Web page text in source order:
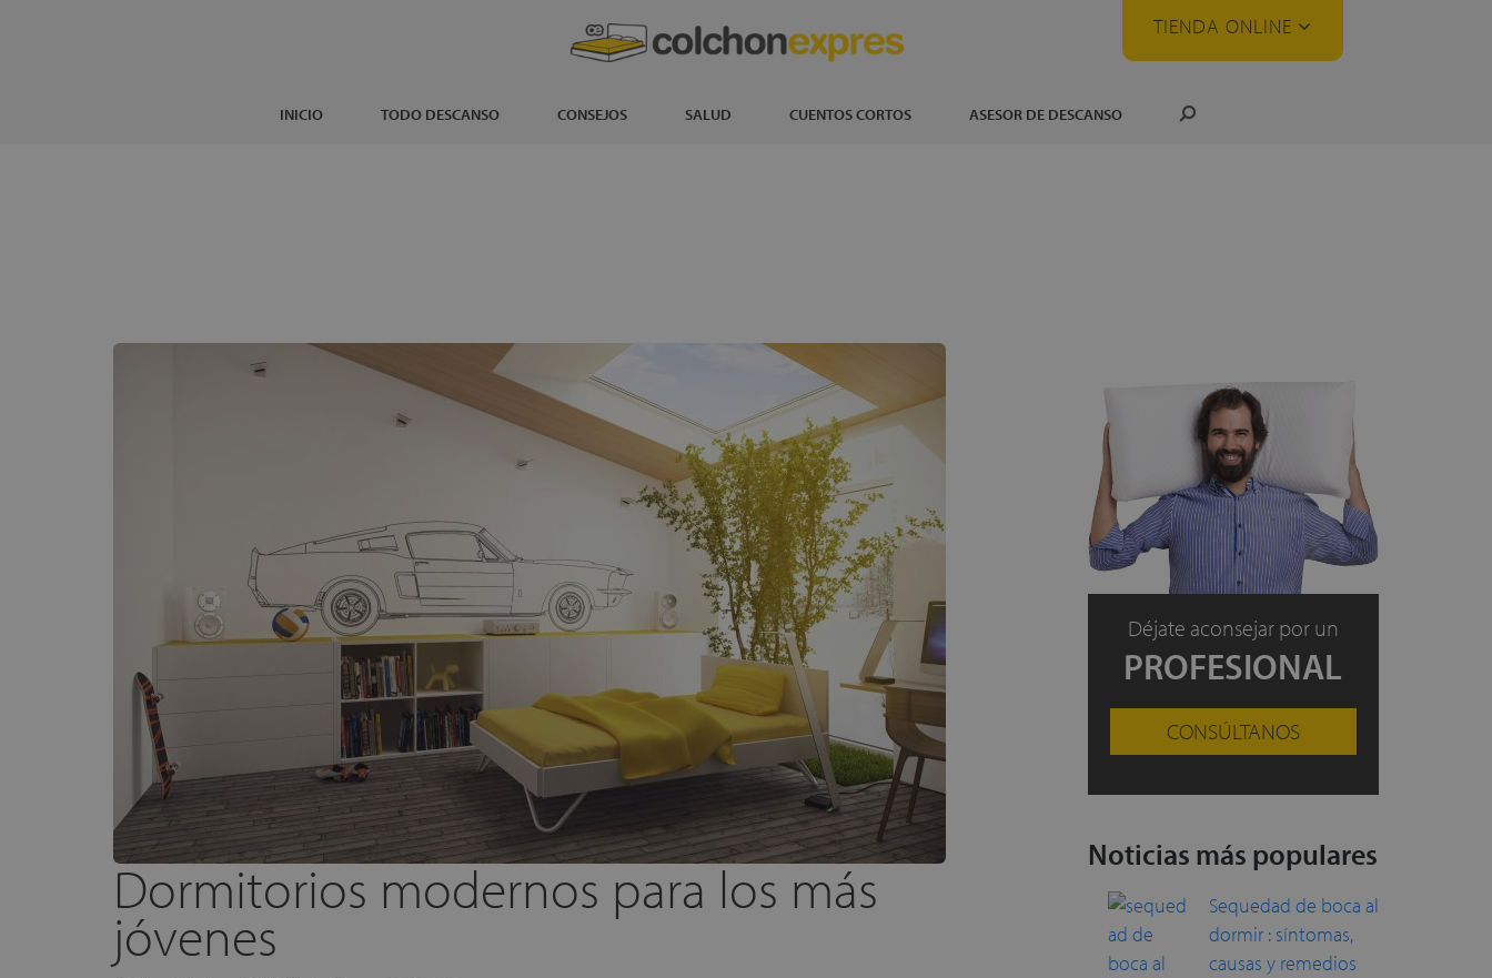
TIENDA ONLINE
INICIO TODO DESCANSO CONSEJOS SALUD CUENTOS CORTOS ASESOR DE DESCANSO
Dormitorios modernos para los más
jóvenes
Déjate aconsejar por un
PROFESIONAL
CONSÚLTANOS
Noticias más populares
Sequedad de boca al
dormir : síntomas,
causas y remedios